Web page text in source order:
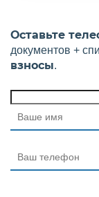
Оставьте
документов +
взносы.